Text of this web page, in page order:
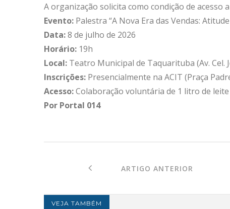
A organização solicita como condição de
Evento: Palestra “A Nova Era das Vendas:
Data:8 de julho de 2026
Horário: 19h
Local: Teatro Municipal de Taquarituba (Av. Cel.
Inscrições: Presencialmente na ACIT (Praça
Acesso:Colaboração voluntária de 1 litro de leite
Por Portal 014
ARTIGO ANTERIOR
VEJA TAMBÉM